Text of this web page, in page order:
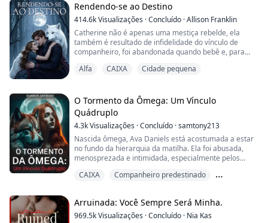
oficial, eu, Beta Damien da Alcateia Lua Negra, rejeito
minha parceira na presença de todos, e peço
gentilmente que meu rei ponha fim...
Rendendo-se ao Destino
414.6kVisualizações ·Concluído ·Allison Franklin
Catherine não é apenas uma mestiça rebelde, ela
também é resultado de infidelidade do vínculo de
companheiro, foi abandonada quando bebê e, para
cheia. Quando Catherine deixou a única alcateia que
menos que ele fosse o guerreiro principal, cheio...
Alfa CAIXA Cidade pequena
O Tormento da Ômega: Um Vínculo
Quádruplo
4.3kVisualizações ·Concluído ·samtony213
Nascida ômega, Ava Daniels está acostumada a estar
no fundo da hierarquia da matilha. Ela foi abusada,
menosprezada e intimidada, especialmente pelos
Matilha Nightshade. Sua única esperança é deixar a
Mas o destino tem outros planos. No seu aniversário, o
mundo de Ava desmorona quando a Deusa da Lua
revela seus...
CAIXA
Companheiro predestinado
Arruinada: Você Sempre Será Minha.
969.5kVisualizações ·Concluído · Nia Kas